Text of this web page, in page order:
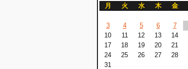
月 火 水 木 金
3
4 5 6 7
10
11 12 13 14
17
18 19 20 21
24
25 26 27 28
31